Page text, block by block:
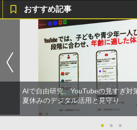
おすすめ記事
AIで自由研究、YouTubeの見すぎ
夏休みのデジタル活用と見守り
● ● ●